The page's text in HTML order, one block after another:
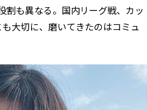
も異なる。国内リーグ戦、カッ
大切に、磨いてきたのはコミュ